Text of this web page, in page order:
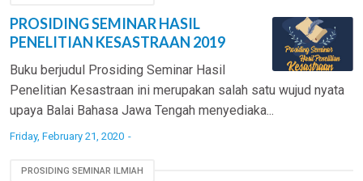
PROSIDING SEMINAR HASIL
PENELITIAN KESASTRAAN 2019
Buku berjudul Prosiding Seminar Hasil
Penelitian Kesastraan ini merupakan salah satu wujud nyata
upaya Balai Bahasa Jawa Tengah menyediaka...
Friday, February 21, 2020
PROSIDING SEMINAR ILMIAH